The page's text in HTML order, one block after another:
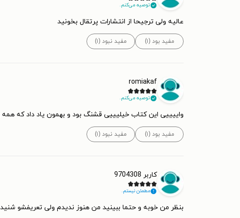
توصیه می‌کنم.
عالیه ولی ترجیحا از انتشارات پرتقال بخونید
مفید بود (۱) مفید نبود (۱)
romiakaf
توصیه می‌کنم.
واییییی این کتاب خیلیییی قشنگ بود و بهمون یاد داد که
مفید بود (۱) مفید نبود (۱)
کاربر 9704308
مطمئن نیستم.
بنظر من خوبه و حتما ببینید من هنوز ندیدم ولی تعریفشو